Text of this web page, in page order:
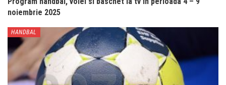
noiembrie 2025
HANDBAL